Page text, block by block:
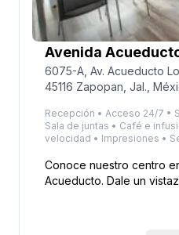
Avenida
6075-A, Av. Acueducto
45116 Zapopan, Jal.,
Recepción • Acceso 24/7 •
Sala de juntas • Café e
velocidad • Impresiones •
Conoce nuestro centro
Acueducto. Dale un